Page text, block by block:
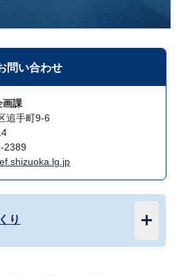
問い合わせ
画課
追手町9-6
2389
り